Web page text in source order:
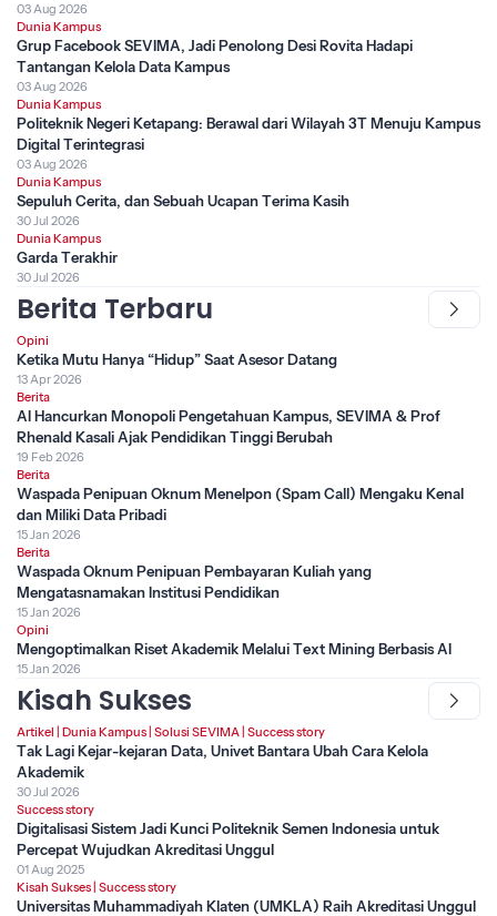
03 Aug 2026
Dunia Kampus
Grup Facebook SEVIMA, Jadi Penolong Desi Rovita Hadapi
Tantangan Kelola Data Kampus
03 Aug 2026
Dunia Kampus
Politeknik Negeri Ketapang: Berawal dari Wilayah 3T Menuju Kampus
Digital Terintegrasi
03 Aug 2026
Dunia Kampus
Sepuluh Cerita, dan Sebuah Ucapan Terima Kasih
30 Jul 2026
Dunia Kampus
Garda Terakhir
30 Jul 2026
Berita Terbaru
Opini
Ketika Mutu Hanya “Hidup” Saat Asesor Datang
13 Apr 2026
Berita
AI Hancurkan Monopoli Pengetahuan Kampus, SEVIMA & Prof
Rhenald Kasali Ajak Pendidikan Tinggi Berubah
19 Feb 2026
Berita
Waspada Penipuan Oknum Menelpon (Spam Call) Mengaku Kenal
dan Miliki Data Pribadi
15 Jan 2026
Berita
Waspada Oknum Penipuan Pembayaran Kuliah yang
Mengatasnamakan Institusi Pendidikan
15 Jan 2026
Opini
Mengoptimalkan Riset Akademik Melalui Text Mining Berbasis AI
15 Jan 2026
Kisah Sukses
Artikel Dunia Kampus Solusi SEVIMA Success story
Tak Lagi Kejar-kejaran Data, Univet Bantara Ubah Cara Kelola
Akademik
30 Jul 2026
Success story
Digitalisasi Sistem Jadi Kunci Politeknik Semen Indonesia untuk
Percepat Wujudkan Akreditasi Unggul
01 Aug 2025
Kisah Sukses Success story
Universitas Muhammadiyah Klaten (UMKLA) Raih Akreditasi Unggul